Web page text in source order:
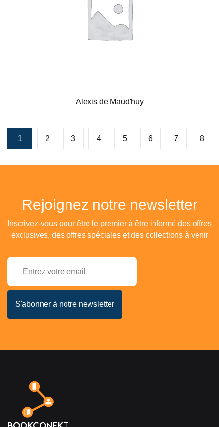
Alexis de Maud'huy
1 2 3 4 5 6 7 8
Rejoignez notre newsletter
Inscrivez-vous pour être le premier à être informé des offres
exclusives, des offres spéciales et des collections à venir